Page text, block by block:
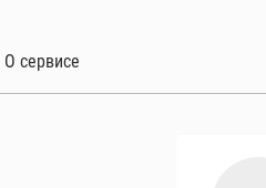
О сервисе